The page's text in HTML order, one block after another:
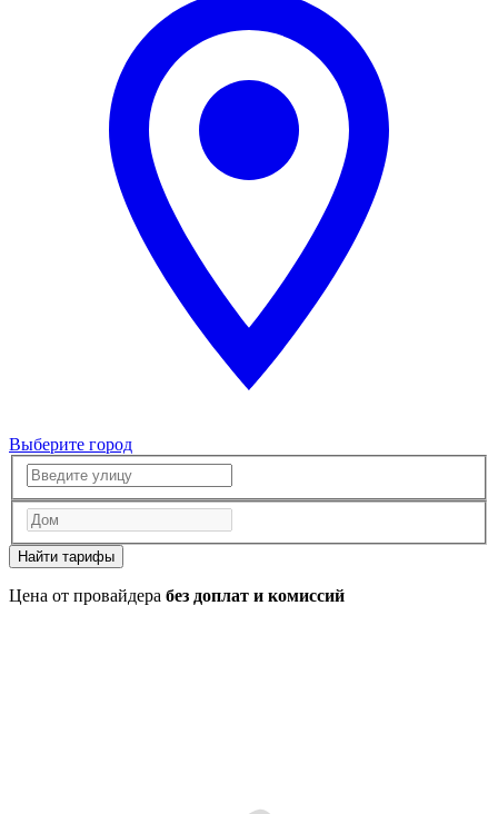
Выберите город
Найти тарифы
Цена от провайдера без доплат и комиссий